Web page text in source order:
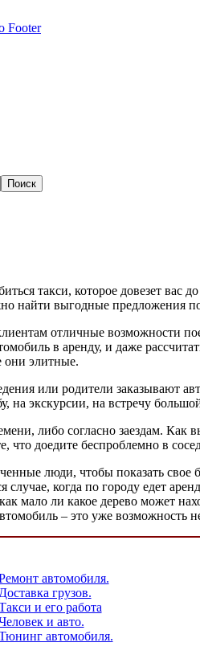
Footer
такси, которое довезет вас
найти выгодные предложения
отличные возможности
в аренду, и даже
они элитные.
или родители заказывают
на экскурсии, на встречу
либо согласно заездам.
что доедите беспроблемно в
люди, чтобы показать
случае, когда по городу едет
мало ли какое дерево может
– это уже возможность
автомобиля.
Доставка грузов.
и его работа
и авто.
автомобиля.